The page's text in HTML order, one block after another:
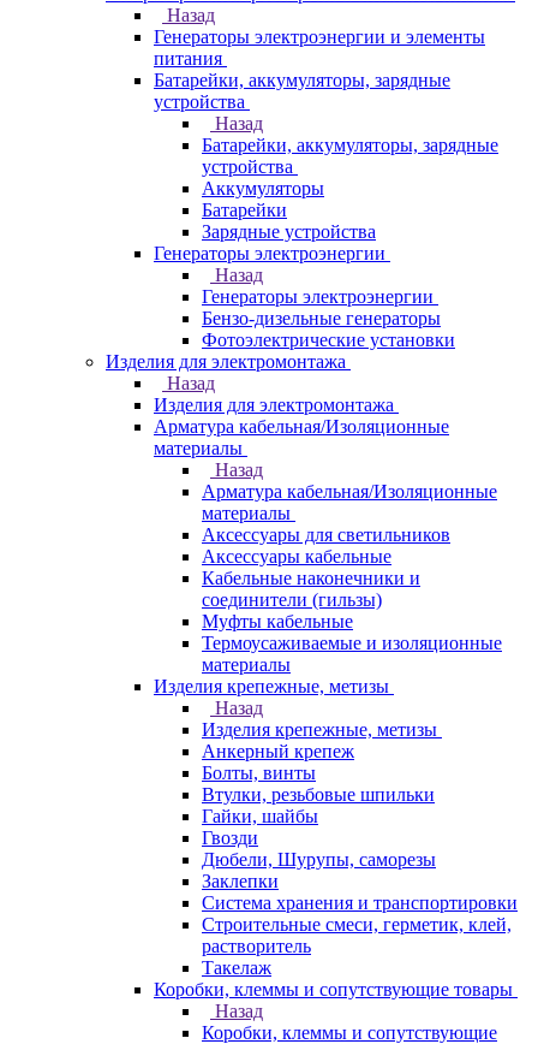
Назад
Генераторы электроэнергии и элементы
питания
Батарейки, аккумуляторы, зарядные
устройства
Назад
Батарейки, аккумуляторы, зарядные
устройства
Аккумуляторы
Батарейки
Зарядные устройства
Генераторы электроэнергии
Назад
Генераторы электроэнергии
Бензо-дизельные генераторы
Фотоэлектрические установки
Изделия для электромонтажа
Назад
Изделия для электромонтажа
Арматура кабельная/Изоляционные
материалы
Назад
Арматура кабельная/Изоляционные
материалы
Аксессуары для светильников
Аксессуары кабельные
Кабельные наконечники и
соединители (гильзы)
Муфты кабельные
Термоусаживаемые и изоляционные
материалы
Изделия крепежные, метизы
Назад
Изделия крепежные, метизы
Анкерный крепеж
Болты, винты
Втулки, резьбовые шпильки
Гайки, шайбы
Гвозди
Дюбели, Шурупы, саморезы
Заклепки
Система хранения и транспортировки
Строительные смеси, герметик, клей,
растворитель
Такелаж
Коробки, клеммы и сопутствующие товары
Назад
Коробки, клеммы и сопутствующие